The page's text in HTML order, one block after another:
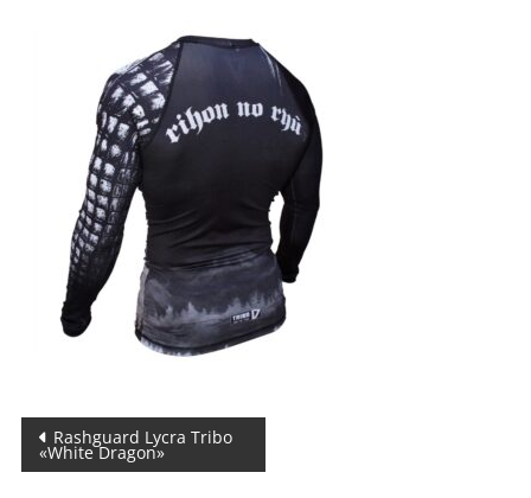
Navegación
de
Rashguard Lycra Tribo
«White Dragon»